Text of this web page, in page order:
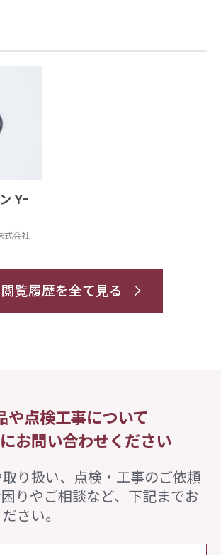
Y-
式会社
閲覧履歴を全て見る
や点検工事について
お問い合わせください
り扱い、点検・工事のご依頼
りやご相談など、下記までお
さい。